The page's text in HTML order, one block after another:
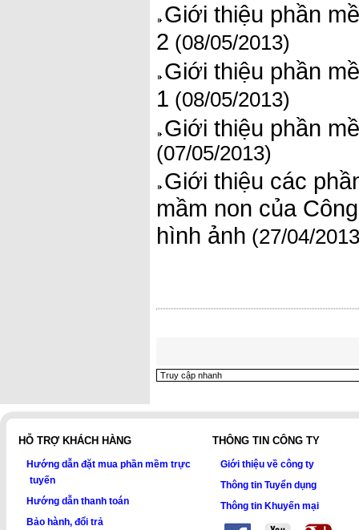
Giới thiệu phần
2 (08/05/2013)
Giới thiệu phần
1 (08/05/2013)
Giới thiệu phần
(07/05/2013)
Giới thiệu các
mầm non của
hình ảnh (27/04/
HỖ TRỢ KHÁCH HÀNG
Hướng dẫn đặt mua phần mềm trực
tuyến
Hướng dẫn thanh toán
Bảo hành, đổi trả
THÔNG TIN CÔNG TY
Giới thiệu về công ty
Thông tin Tuyển dụng
Thông tin Khuyến mại